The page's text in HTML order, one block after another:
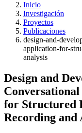
Inicio
Investigación
Proyectos
Publicaciones
design-and-
application-for-
analysis
Design and
for Structured
Recording and